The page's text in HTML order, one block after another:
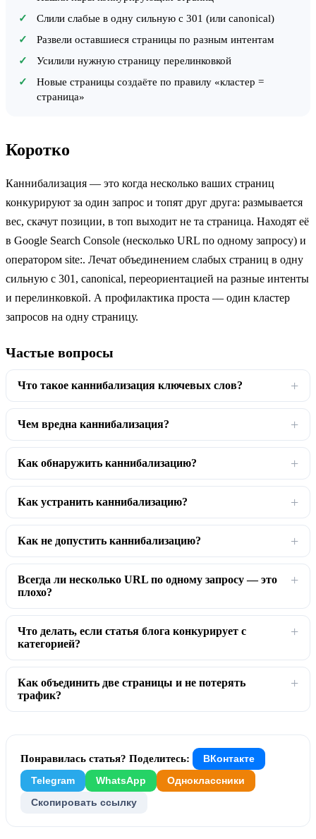
Слили слабые в одну сильную с 301 (или canonical)
Развели оставшиеся страницы по разным интентам
Усилили нужную страницу перелинковкой
Новые страницы создаёте по правилу «кластер =
страница»
Коротко
Каннибализация — это когда несколько ваших страниц
конкурируют за один запрос и топят друг друга: размывается
вес, скачут позиции, в топ выходит не та страница. Находят её
в Google Search Console (несколько URL по одному запросу) и
оператором site:. Лечат объединением слабых страниц в одну
сильную с 301, canonical, переориентацией на разные интенты
и перелинковкой. А профилактика проста — один кластер
запросов на одну страницу.
Частые вопросы
Что такое каннибализация ключевых слов?
Чем вредна каннибализация?
Как обнаружить каннибализацию?
Как устранить каннибализацию?
Как не допустить каннибализацию?
Всегда ли несколько URL по одному запросу — это
плохо?
Что делать, если статья блога конкурирует с
категорией?
Как объединить две страницы и не потерять
трафик?
Понравилась статья? Поделитесь: ВКонтакте
Telegram WhatsApp Одноклассники
Скопировать ссылку